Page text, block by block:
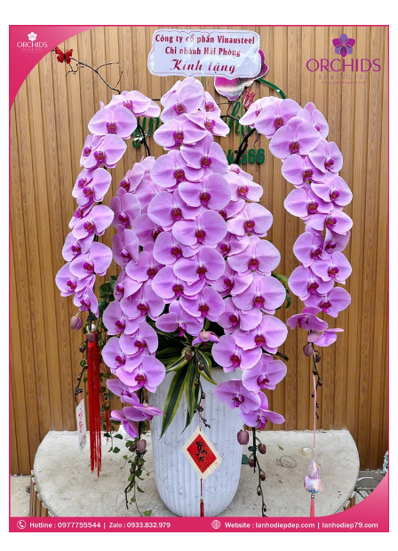
• Giá trên được miễn ship giao trong nội thành,
miễn phí in thiệp - banner theo yêu cầu khách
hàng.
• Beautiful Orchids liên kết với các cửa hàng
trên toàn quốc để phục vụ giao hoa tận nơi, mỗi
khu vực sẽ có mức giá khác nhau (tùy vào chi
phí mặt bằng, nguyên vật liệu,..) nên giá có thể sẽ
thay đổi so với giá niêm yết trên website. Khách
hàng ở Tỉnh thành khác vui lòng chủ động hỏi lại
giá trước khi đặt hàng, shop sẽ chủ động báo giá
chính xác khi có địa chỉ giao hàng cụ thể.